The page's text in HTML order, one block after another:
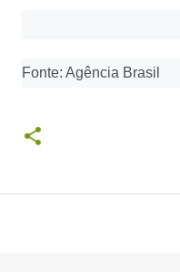
Fonte: Agência Brasil